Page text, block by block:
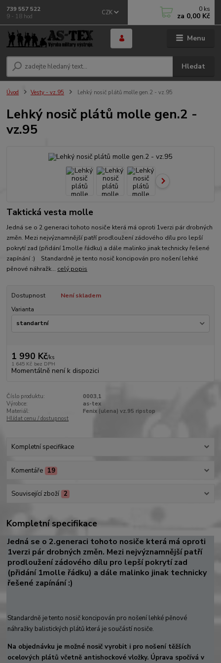
Menu
CZK
Hledat
739 557 522
9 - 18 hod
0 ks
za 0,00 Kč
Úvod Vesty - vz.95 Lehký nosič plátů molle gen.2 - vz.95
Lehký nosič plátů molle gen.2 -
vz.95
Taktická vesta molle
Jedná se o 2.generaci tohoto nosiče která má oproti 1verzi pár drobných
změn. Mezi nejvýznamnější patří prodloužení zádového dílu pro lepší
pokrytí zad (přidání 1molle řádku) a dále malinko jinak technicky řešené
zapínání :) Standardně je tento nosič koncipován pro nošení lehké
pěnové náhražk... celý popis
Dostupnost
Není skladem
Varianta
1 990 Kč/ks
1 645 Kč bez DPH
Momentálně není k dispozici
Číslo produktu:
0003,1
Výrobce:
as-tex
Materiál:
Fenix (ulena) vz.95 ripstop
Hlídat cenu / dostupnost
Kompletní specifikace
Komentáře 19
Související zboží 2
Kompletní specifikace
Jedná se o 2.generaci tohoto nosiče která má oproti
1verzi pár drobných změn. Mezi nejvýznamnější patří
prodloužení zádového dílu pro lepší pokrytí zad
(přidání 1molle řádku) a dále malinko jinak technicky
řešené zapínání :)
Standardně je tento nosič koncipován pro nošení lehké pěnové
náhražky balistických plátů která je součástí nosiče.
Na objednávku je možné nosič vyrobit i pro nošení těžších
ocelových plátů včetně antishockové vložky. Úprava spočívá v